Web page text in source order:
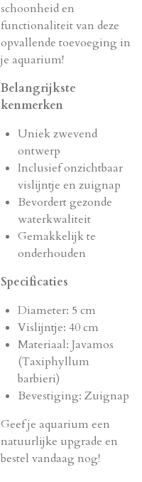
schoonheid en
functionaliteit van deze
opvallende toevoeging in
je aquarium!
Belangrijkste
kenmerken
Uniek zwevend
ontwerp
Inclusief onzichtbaar
vislijntje en zuignap
Bevordert gezonde
waterkwaliteit
Gemakkelijk te
onderhouden
Specificaties
Diameter: 5 cm
Vislijntje: 40 cm
Materiaal: Javamos
(Taxiphyllum
barbieri)
Bevestiging: Zuignap
Geef je aquarium een
natuurlijke upgrade en
bestel vandaag nog!